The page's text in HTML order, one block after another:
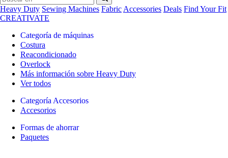
Heavy Duty Sewing Machines Fabric Accessories Deals Find Your Fit
CREATIVATE
Categoría de máquinas
Costura
Reacondicionado
Overlock
Más información sobre Heavy Duty
Ver todos
Categoría Accesorios
Accesorios
Formas de ahorrar
Paquetes